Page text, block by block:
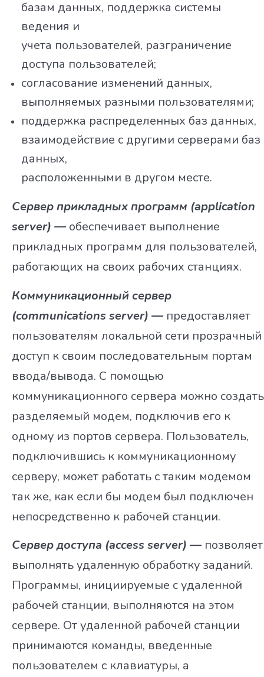
базам данных, поддержка системы
ведения и
учета пользователей, разграничение
доступа пользователей;
согласование изменений данных,
выполняемых разными пользователями;
поддержка распределенных баз данных,
взаимодействие с другими серверами баз
данных,
расположенными в другом месте.
Сервер прикладных программ (application
server) — обеспечивает выполнение
прикладных программ для пользователей,
работающих на своих рабочих станциях.
Коммуникационный сервер
(communications server) — предоставляет
пользователям локальной сети прозрачный
доступ к своим последовательным портам
ввода/вывода. С помощью
коммуникационного сервера можно создать
разделяемый модем, подключив его к
одному из портов сервера. Пользователь,
подключившись к коммуникационному
серверу, может работать с таким модемом
так же, как если бы модем был подключен
непосредственно к рабочей станции.
Сервер доступа (access server) — позволяет
выполнять удаленную обработку заданий.
Программы, инициируемые с удаленной
рабочей станции, выполняются на этом
сервере. От удаленной рабочей станции
принимаются команды, введенные
пользователем с клавиатуры, а